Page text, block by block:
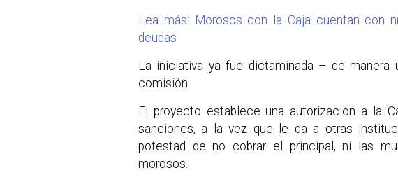
Lea más: Morosos con la Caja cuentan con
deudas
La iniciativa ya fue dictaminada – de manera
comisión.
El proyecto establece una autorización a la
sanciones, a la vez que le da a otras
potestad de no cobrar el principal, ni las
morosos.